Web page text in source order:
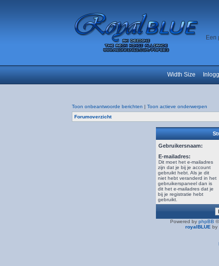
Een
Width Size
Toon onbeantwoorde berichten | Toon actieve onderwerpen
Forumoverzicht
Gebruikersnaam:
E-mailadres:
Dit moet het e-mailadres
zijn dat je bij je account
gebruikt hebt. Als je dit
niet hebt veranderd in het
gebruikerspaneel dan is
dit het e-mailadres dat je
bij je registratie hebt
gebruikt.
Powered by phpBB
royalBLUE by